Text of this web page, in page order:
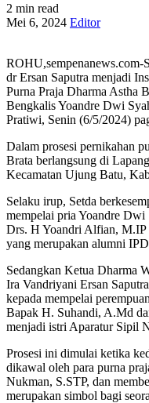
2 min read
Mei 6, 2024 Editor
ROHU,sempenanews.com-
dr Ersan Saputra menjadi
Purna Praja Dharma Astha
Bengkalis Yoandre Dwi
Pratiwi, Senin (6/5/2024)
Dalam prosesi pernikahan
Brata berlangsung di
Kecamatan Ujung Batu,
Selaku irup, Setda
mempelai pria Yoandre Dwi
Drs. H Yoandri Alfian,
yang merupakan alumni
Sedangkan Ketua Dharma
Ira Vandriyani Ersan
kepada mempelai
Bapak H. Suhandi, A.Md
menjadi istri Aparatur Sipil
Prosesi ini dimulai ketika
dikawal oleh para purna
Nukman, S.STP, dan
merupakan simbol bagi